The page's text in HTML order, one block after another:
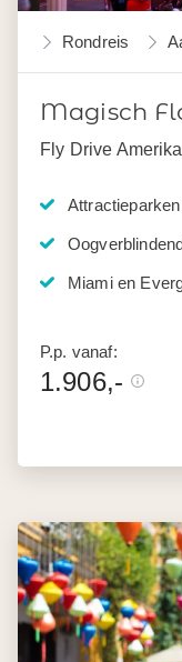
Rondreis
Magisch
Fly Drive Amerika
Miami en
P.p. vanaf:
1.906,-